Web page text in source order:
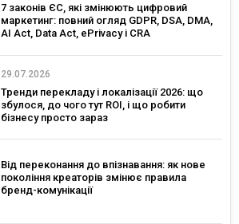
7 законів ЄС, які змінюють цифровий
маркетинг: повний огляд GDPR, DSA, DMA,
AI Act, Data Act, ePrivacy і CRA
29.07.2026
Тренди перекладу і локалізації 2026: що
збулося, до чого тут ROI, і що робити
бізнесу просто зараз
Від переконання до впізнавання: як нове
покоління креаторів змінює правила
бренд-комунікації